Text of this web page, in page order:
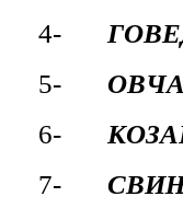
4-
5-
6-
7-